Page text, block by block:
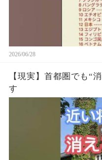
2026/06/28
【現実】首都圏でも“
す